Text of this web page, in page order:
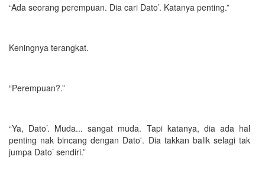
“Ada seorang perempuan. Dia cari Dato’. Katanya penting.”
Keningnya terangkat.
“Perempuan?.”
“Ya, Dato’. Muda... sangat muda. Tapi katanya, dia ada hal
penting nak bincang dengan Dato'. Dia takkan balik selagi tak
jumpa Dato’ sendiri.”